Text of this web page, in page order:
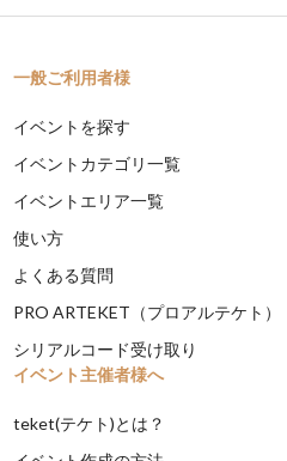
一般ご利用者様
イベントを探す
イベントカテゴリ一覧
イベントエリア一覧
使い方
よくある質問
PRO ARTEKET（プロアルテケト）
シリアルコード受け取り
イベント主催者様へ
teket(テケト)とは？